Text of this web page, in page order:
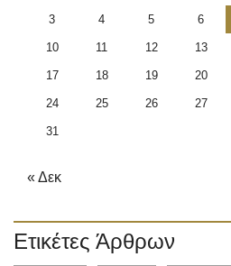
3 4 5 6
10 11 12 13
17 18 19 20
24 25 26 27
31
« Δεκ
Ετικέτες Άρθρων